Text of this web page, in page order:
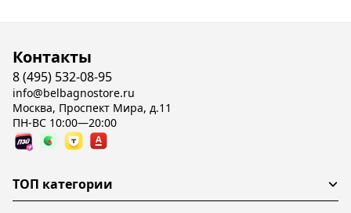
Контакты
8 (495) 532-08-95
info@belbagnostore.ru
Москва, Проспект Мира, д.11
ПН-ВС 10:00—20:00
ТОП категории